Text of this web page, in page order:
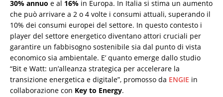
30% annuo e al 16% in Europa. In Italia si stima un aumento
che può arrivare a 2 o 4 volte i consumi attuali, superando il
10% dei consumi europei del settore. In questo contesto i
player del settore energetico diventano attori cruciali per
garantire un fabbisogno sostenibile sia dal punto di vista
economico sia ambientale. E’ quanto emerge dallo studio
“Bit e Watt: un’alleanza strategica per accelerare la
transizione energetica e digitale”, promosso da ENGIE in
collaborazione con Key to Energy.